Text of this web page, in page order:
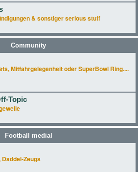
& sonstiger serious stuff
Community
Mitfahrgelegenheit oder SuperBowl Ring....
Topic
Football medial
Zeugs